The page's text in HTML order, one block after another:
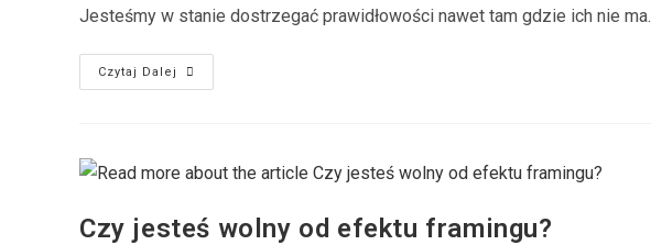
Jesteśmy w stanie dostrzegać prawidłowości nawet tam gdzie ich nie ma.
Czytaj Dalej
Czy jesteś wolny od efektu framingu?